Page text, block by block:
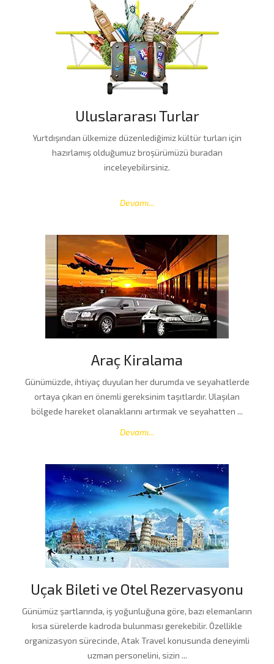
Uluslararası Turlar
Yurtdışından ülkemize düzenlediğimiz kültür turları için
hazırlamış olduğumuz broşürümüzü buradan
inceleyebilirsiniz.
Devamı...
Araç Kiralama
Günümüzde, ihtiyaç duyulan her durumda ve seyahatlerde
ortaya çıkan en önemli gereksinim taşıtlardır. Ulaşılan
bölgede hareket olanaklarını artırmak ve seyahatten ...
Devamı...
Uçak Bileti ve Otel Rezervasyonu
Günümüz şartlarında, iş yoğunluğuna göre, bazı elemanların
kısa sürelerde kadroda bulunması gerekebilir. Özellikle
organizasyon sürecinde, Atak Travel konusunda deneyimli
uzman personelini, sizin ...